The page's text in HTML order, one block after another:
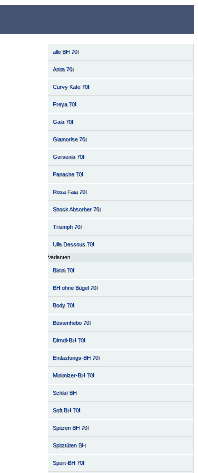
alle BH 70I
Anita 70I
Curvy Kate 70I
Freya 70I
Gaia 70I
Glamorise 70I
Gorsenia 70I
Panache 70I
Rosa Faia 70I
Shock Absorber 70I
Triumph 70I
Ulla Dessous 70I
Varianten
Bikini 70I
BH ohne Bügel 70I
Body 70I
Büstenhebe 70I
Dirndl-BH 70I
Entlastungs-BH 70I
Minimizer-BH 70I
Schlaf BH
Soft BH 70I
Spitzen BH 70I
Spitztüten BH
Sport-BH 70I